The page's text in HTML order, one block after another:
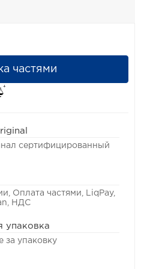
частями
сертифицированный
Оплата частями, LiqPay,
НДС
упаковка
за упаковку